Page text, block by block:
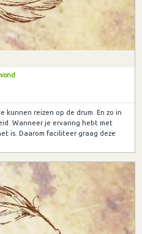
kunnen reizen op de drum. En zo in
Wanneer je ervaring hebt met
is. Daarom faciliteer graag deze